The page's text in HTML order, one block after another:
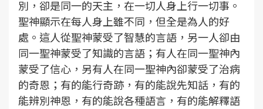
別，卻是同一的天主，在一切人身上行一切事。
聖神顯示在每人身上雖不同，但全是為人的好
處。這人從聖神蒙受了智慧的言語，另一人卻由
同一聖神蒙受了知識的言語；有人在同一聖神內
蒙受了信心，另有人在同一聖神內卻蒙受了治病
的奇恩；有的能行奇跡，有的能說先知話，有的
能辨別神恩，有的能說各種語言，有的能解釋語